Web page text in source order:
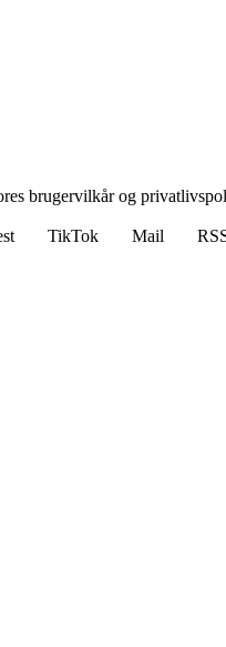
brugervilkår og
TikTok Mail